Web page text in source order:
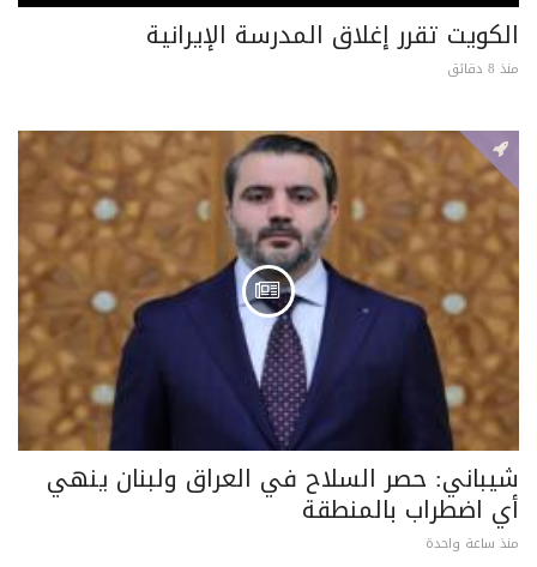
الكويت تقرر إغلاق المدرسة الإيرانية
منذ 8 دقائق
شيباني: حصر السلاح في العراق ولبنان ينهي
أي اضطراب بالمنطقة
منذ ساعة واحدة